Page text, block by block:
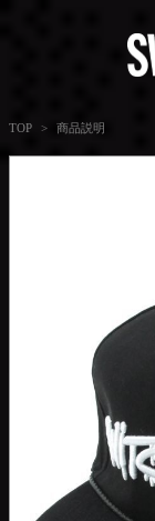
TOP 商品説明